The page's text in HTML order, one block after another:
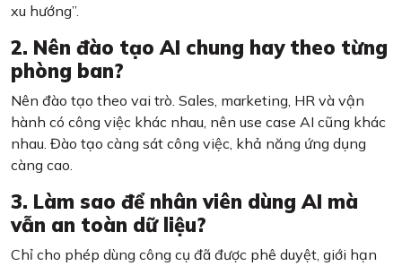
xu hướng”.
2. Nên đào tạo AI chung hay theo từng
phòng ban?
Nên đào tạo theo vai trò. Sales, marketing, HR và vận
hành có công việc khác nhau, nên use case AI cũng khác
nhau. Đào tạo càng sát công việc, khả năng ứng dụng
càng cao.
3. Làm sao để nhân viên dùng AI mà
vẫn an toàn dữ liệu?
Chỉ cho phép dùng công cụ đã được phê duyệt, giới hạn